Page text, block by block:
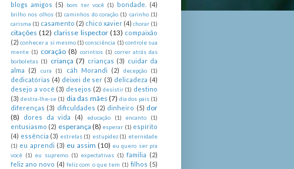
blogs amigos (5) bom ter você (1) bondade. (4)
brilho nos olhos (1) caminhos do coração (1) carinho (1)
carisma (1) casamento (2) chico xavier (4) chorar (1)
citações (12) clarisse lispector (13) compaixão
(2) conhecer a si mesmo (1) consciência (1) controle sua
mente (1) coração (8) corintios (1) correr atrás das
borboletas (1) criança (7) crianças (3) cuidar da
alma
(2) cura (1) cáh Morandi (2) decepção (1)
dedicatórias (4) deixei de ser (3) delicadeza (4)
desejo a você (3) desejos (2) desistir (1) destino
(3) destra-lhe-se (1) dia das mães (7) dia dos pais (1)
diferenças (3) dificuldades (2) dinheiro (5) dor
(8)
dores da vida (4) educação (1) encanto (1)
entusiasmo (2) esperança (8) esperar (1) espírito
(4) essência (3) estrelas (1) estupidez (1) eternidade
(1) eu aprendi (3) eu assim (10) eu quero ser pra
você (1) eu supremo (1) expectativas (1) familia (2)
feliz ano novo (4) feliz com o que tem (1) filhos (5)